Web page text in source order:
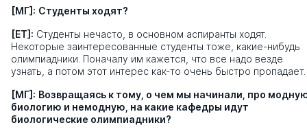
[МГ]: Студенты ходят?
[ЕТ]: Студенты нечасто, в основном аспиранты ходят.
Некоторые заинтересованные студенты тоже, какие-нибудь
олимпиадники. Поначалу им кажется, что все надо везде
узнать, а потом этот интерес как-то очень быстро пропадает.
[МГ]: Возвращаясь к тому, о чем мы начинали, про
биологию и немодную, на какие кафедры идут
биологические олимпиадники?